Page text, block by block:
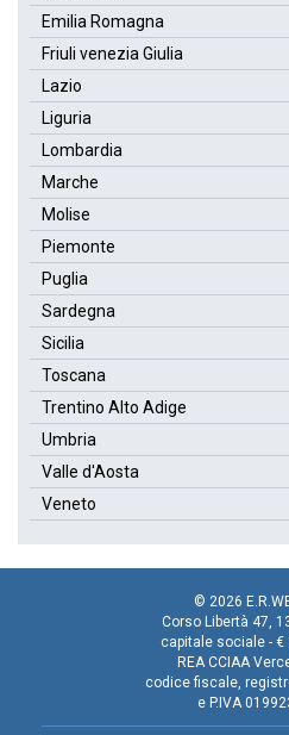
Emilia Romagna
Friuli venezia Giulia
Lazio
Liguria
Lombardia
Marche
Molise
Piemonte
Puglia
Sardegna
Sicilia
Toscana
Trentino Alto Adige
Umbria
Valle d'Aosta
Veneto
© 2026
Corso Libertà 47,
capitale sociale - €
REA CCIAA
codice fiscale,
e P.IVA